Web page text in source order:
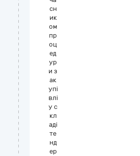
сн
ик
ом
пр
оц
ед
ур
и з
ак
упі
влі
у с
кл
аді
те
нд
ер